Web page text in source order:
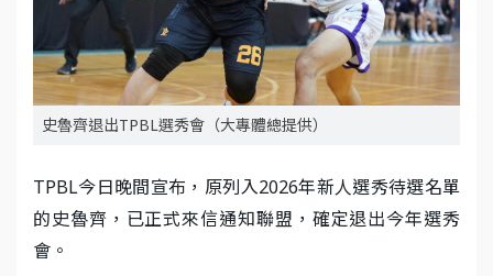
史魯齊退出TPBL選秀會（大專體總提供）
TPBL今日晚間宣布，原列入2026年新人選秀待選名單
的史魯齊，已正式來信通知聯盟，確定退出今年選秀
會。